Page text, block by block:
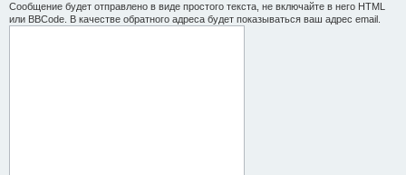
Сообщение будет отправлено в виде простого текста, не включайте в него HTML
или BBCode. В качестве обратного адреса будет показываться ваш адрес email.